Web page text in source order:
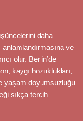
daha
anlamlandırmasına ve
olur. Berlin’de
kaygı bozuklukları,
yaşam doyumsuzluğu
sıkça tercih